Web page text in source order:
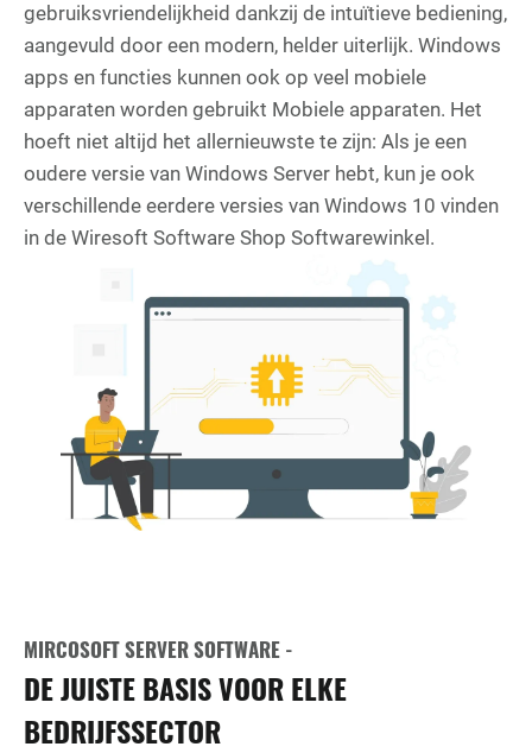
gebruiksvriendelijkheid dankzij de intuïtieve bediening,
aangevuld door een modern, helder uiterlijk. Windows
apps en functies kunnen ook op veel mobiele
apparaten worden gebruikt Mobiele apparaten. Het
hoeft niet altijd het allernieuwste te zijn: Als je een
oudere versie van Windows Server hebt, kun je ook
verschillende eerdere versies van Windows 10 vinden
in de Wiresoft Software Shop Softwarewinkel.
MIRCOSOFT SERVER SOFTWARE -
DE JUISTE BASIS VOOR ELKE
BEDRIJFSSECTOR